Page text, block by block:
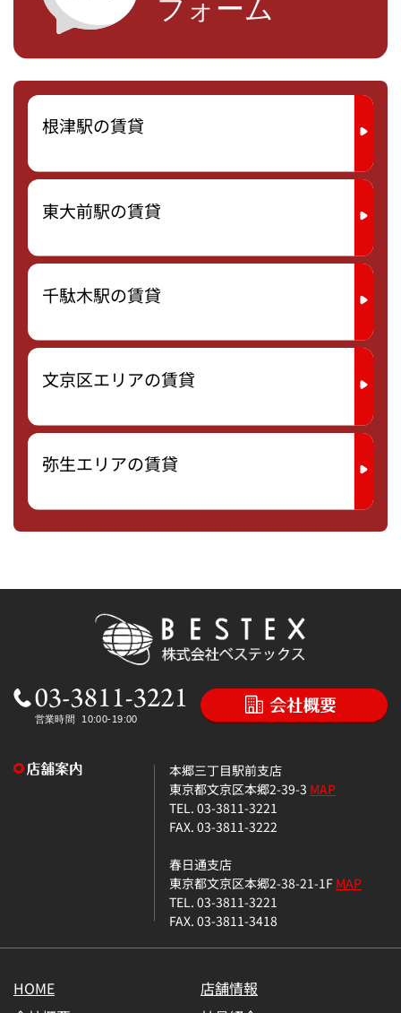
根津駅の賃貸
東大前駅の賃貸
千駄木駅の賃貸
文京区エリアの賃貸
弥生エリアの賃貸
本郷三丁目駅前支店
東京都文京区本郷2-39-3 MAP
TEL. 03-3811-3221
FAX. 03-3811-3222
春日通支店
東京都文京区本郷2-38-21-1FMAP
TEL. 03-3811-3221
FAX. 03-3811-3418
HOME
店舗情報